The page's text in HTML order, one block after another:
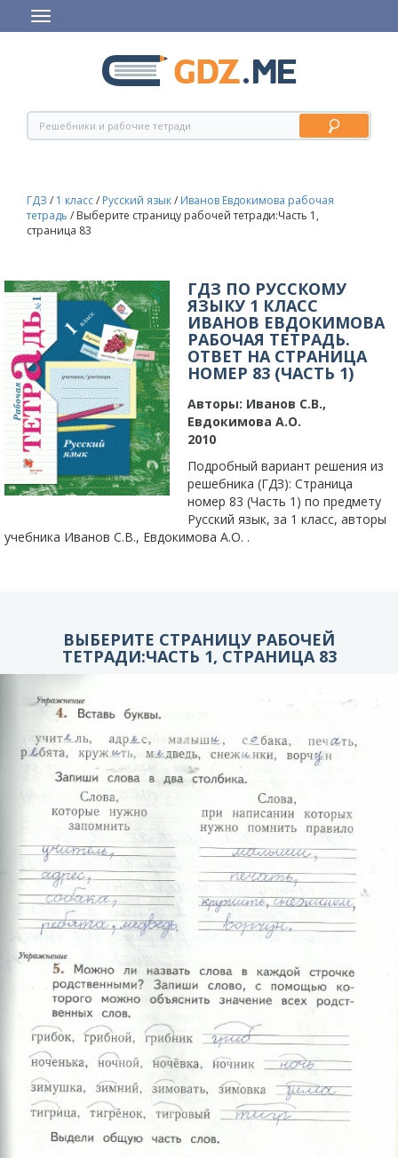
ГДЗ / 1 класс/ Русский язык/ Иванов Евдокимова рабочая
тетрадь / Выберите страницу рабочей тетради:Часть 1,
страница 83
ГДЗ ПО РУССКОМУ
ЯЗЫКУ 1 КЛАСС
ИВАНОВ ЕВДОКИМОВА
РАБОЧАЯ ТЕТРАДЬ.
ОТВЕТ НА СТРАНИЦА
НОМЕР 83 (ЧАСТЬ 1)
Авторы: Иванов С.В.,
Евдокимова А.О.
2010
Подробный вариант решения из
решебника (ГДЗ): Страница
номер 83 (Часть 1) по предмету
Русский язык, за 1 класс, авторы
учебника Иванов С.В., Евдокимова А.О. .
ВЫБЕРИТЕ СТРАНИЦУ РАБОЧЕЙ
ТЕТРАДИ:ЧАСТЬ 1, СТРАНИЦА 83